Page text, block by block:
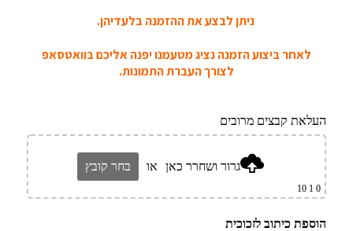
ניתן לבצע את ההזמנה בלעדיהן.
לאחר ביצוע הזמנה נציג מטעמנו יפנה אליכם בוואטסאפ
לצורך העברת התמונות.
העלאת קבצים מרובים
גרור ושחרר כאן או בחר קובץ
0
1 10
הוספת כיתוב לזכוכית